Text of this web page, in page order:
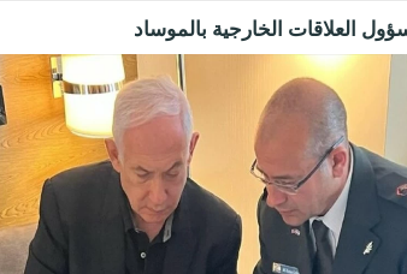
العلاقات الخارجية بالموساد